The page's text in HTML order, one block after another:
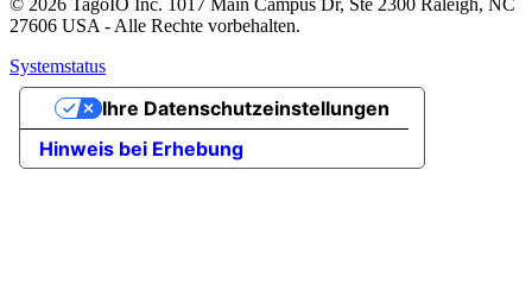
© 2026 TagoIO Inc. 1017 Main Campus Dr, Ste 2300 Raleigh, NC
27606 USA - Alle Rechte vorbehalten.
Systemstatus
Hinweis bei Erhebung
Ihre Datenschutzeinstellungen